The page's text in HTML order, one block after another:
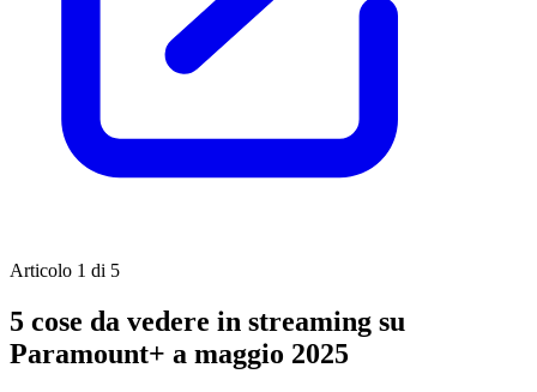
Articolo 1 di 5
5 cose da vedere in streaming su
Paramount+ a maggio 2025